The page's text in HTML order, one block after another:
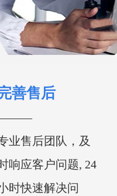
善售后
业售后团队，及
响应客户问题, 24
时快速解决问